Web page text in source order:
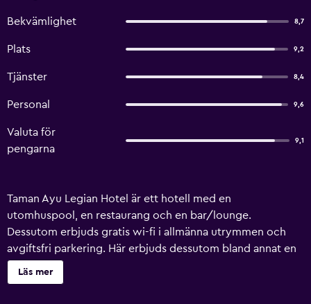
Bekvämlighet 8,7
Plats 9,2
Tjänster 8,4
Personal 9,6
Valuta för
pengarna
9,1
Taman Ayu Legian Hotel är ett hotell med en
utomhuspool, en restaurang och en bar/lounge.
Dessutom erbjuds gratis wi-fi i allmänna utrymmen och
avgiftsfri parkering. Här erbjuds dessutom bland annat en
snackbar/deli, ett kafé och conciergetjänster. Taman Ayu
Legian Hotel erbjuder 18 luftkonditionerade rum med
Läs mer